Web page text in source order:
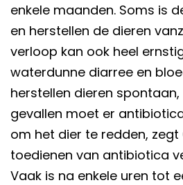
enkele maanden. Soms is
en herstellen de dieren
verloop kan ook heel
waterdunne diarree en
herstellen dieren
gevallen moet er
om het dier te redden, zegt
toedienen van antibiotica
Vaak is na enkele uren tot